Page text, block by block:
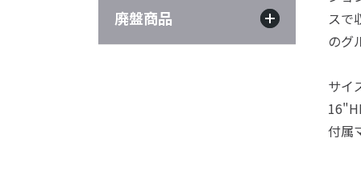
スで
のグ
サイ
付属
廃盤商品